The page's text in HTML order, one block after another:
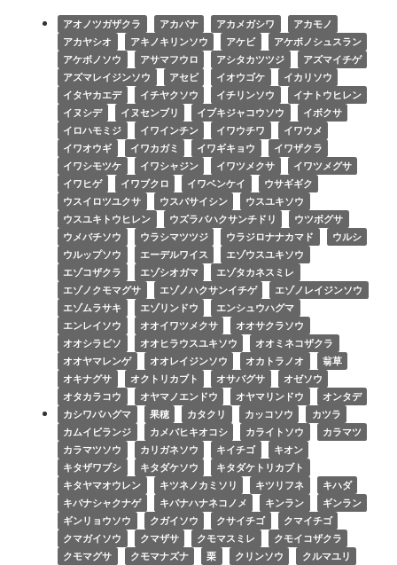
アオノツガザクラ アカバナ アカメガシワ
アカモノ
アカヤシオ
アキノキリンソウ アケビ
アケボノシュスラン
アケボノソウ
アサマフウロ アシタカツツジ
アズマイチゲ
アズマレイジンソウ
アセビ イオウゴケ
イカリソウ
イタヤカエデ
イチヤクソウ イチリンソウ
イナトウヒレン
イヌシデ
イヌセンブリ イブキジャコウソウ
イボクサ
イロハモミジ
イワインチン イワウチワ
イワウメ
イワオウギ
イワカガミ イワギキョウ
イワザクラ
イワシモツケ
イワシャジン イワツメクサ
イワツメグサ
イワヒゲ
イワブクロ イワベンケイ
ウサギギク
ウスイロツユクサ
ウスバサイシン
ウスユキソウ
ウスユキトウヒレン
ウズラバハクサンチドリ
ウツボグサ
ウメバチソウ
ウラシマツツジ ウラジロナナカマド
ウルシ
ウルップソウ
エーデルワイス
エゾウスユキソウ
エゾコザクラ
エゾシオガマ
エゾタカネスミレ
エゾノクモマグサ
エゾノハクサンイチゲ
エゾノレイジンソウ
エゾムラサキ
エゾリンドウ
エンシュウハグマ
エンレイソウ
オオイワツメクサ
オオサクラソウ
オオシラビソ
オオヒラウスユキソウ
オオミネコザクラ
オオヤマレンゲ
オオレイジンソウ オカトラノオ
翁草
オキナグサ
オクトリカブト オサバグサ
オゼソウ
オタカラコウ
オヤマノエンドウ オヤマリンドウ
オンタデ
カシワバハグマ
果穂 カタクリ カッコソウ
カツラ
カムイビランジ
カメバヒキオコシ カライトソウ
カラマツ
カラマツソウ
カリガネソウ キイチゴ
キオン
キタザワブシ
キタダケソウ
キタダケトリカブト
キタヤマオウレン
キツネノカミソリ キツリフネ
キハダ
キバナシャクナゲ
キバナハナネコノメ キンラン
ギンラン
ギンリョウソウ
クガイソウ クサイチゴ
クマイチゴ
クマガイソウ
クマザサ クモマスミレ
クモイコザクラ
クモマグサ
クモマナズナ 栗 クリンソウ
クルマユリ